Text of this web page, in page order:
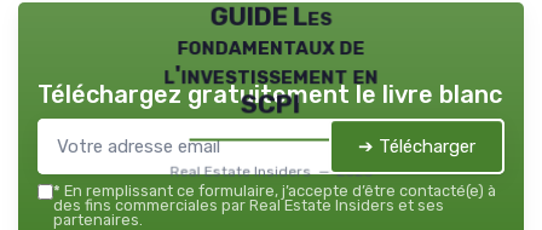
GUIDE Les
fondamentaux de
l'investissement en
SCPI
Real Estate Insiders — 2026
Téléchargez gratuitement le livre blanc
➔ Télécharger
* En remplissant ce formulaire, j’accepte d’être contacté(e) à
des fins commerciales par Real Estate Insiders et ses
partenaires.